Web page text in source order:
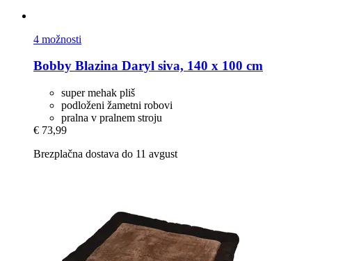
4 možnosti
Bobby Blazina Daryl siva, 140 x 100 cm
super mehak pliš
podloženi žametni robovi
pralna v pralnem stroju
€ 73,99
Brezplačna dostava do 11 avgust